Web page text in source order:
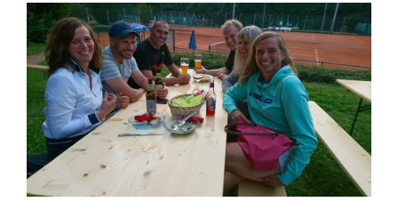
JUGEND
EVENTS
NEWS
Zeige
grösseres
Bild